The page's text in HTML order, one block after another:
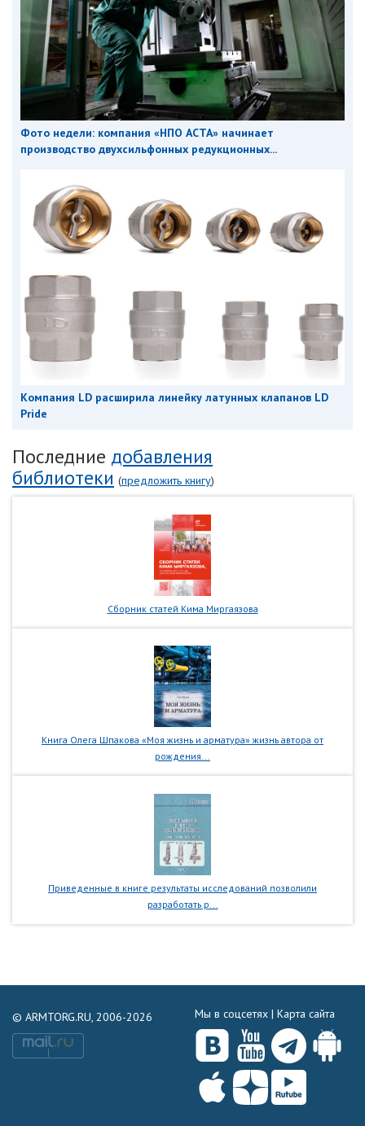
Фото недели: компания «НПО АСТА» начинает
производство двухсильфонных редукционных...
Компания LD расширила линейку латунных клапанов LD
Pride
Последние добавления
библиотеки (предложить книгу)
Сборник статей Кима Миргаязова
Книга Олега Шпакова «Моя жизнь и арматура» жизнь автора от
рождения...
Приведенные в книге результаты исследований позволили
разработать р...
© ARMTORG.RU, 2006-2026 Мы в соцсетях | Карта сайта